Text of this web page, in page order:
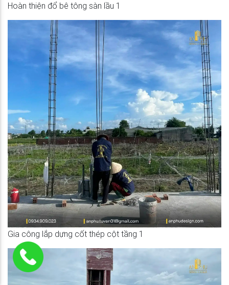
Hoàn thiện đổ bê tông sàn lầu 1
Gia công lắp dựng cốt thép cột tầng 1